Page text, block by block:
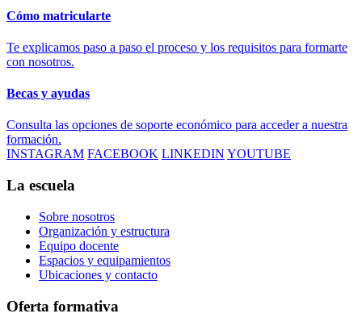
Cómo matricularte
Te explicamos paso a paso el proceso y los requisitos para formarte
con nosotros.
Becas y ayudas
Consulta las opciones de soporte económico para acceder a nuestra
formación.
INSTAGRAM FACEBOOK LINKEDIN YOUTUBE
La escuela
Sobre nosotros
Organización y estructura
Equipo docente
Espacios y equipamientos
Ubicaciones y contacto
Oferta formativa